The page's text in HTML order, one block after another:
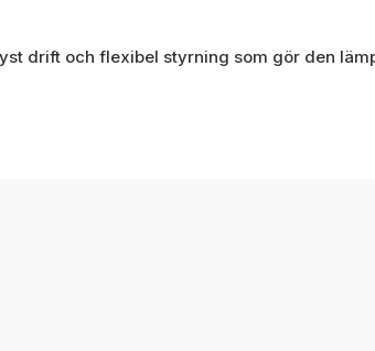
drift och flexibel styrning som gör den